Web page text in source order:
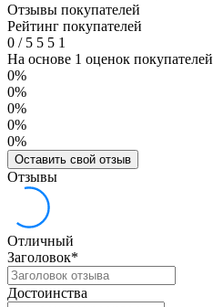
Отзывы покупателей
Рейтинг покупателей
0 /5 5 5 1
На основе 1 оценок покупателей
0%
0%
0%
0%
0%
Оставить свой отзыв
Отзывы
Отличный
Заголовок*
Достоинства